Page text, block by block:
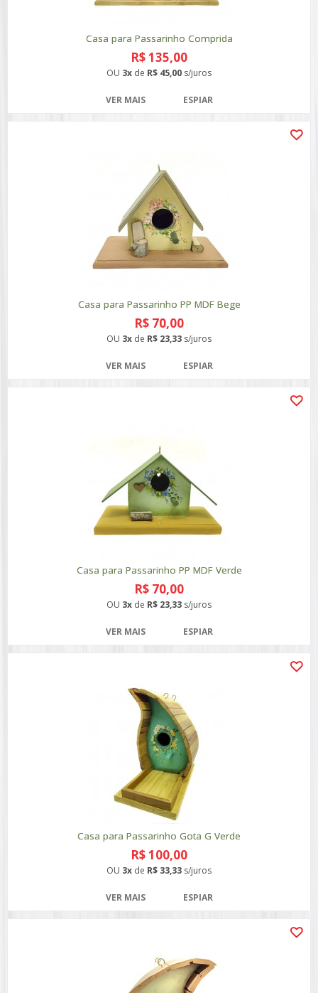
Casa para Passarinho Comprida
R$ 135,00
OU 3x de R$ 45,00 s/juros
VER MAIS ESPIAR
Casa para Passarinho PP MDF Bege
R$ 70,00
OU 3x de R$ 23,33 s/juros
VER MAIS ESPIAR
Casa para Passarinho PP MDF Verde
R$ 70,00
OU 3x de R$ 23,33 s/juros
VER MAIS ESPIAR
Casa para Passarinho Gota G Verde
R$ 100,00
OU 3x de R$ 33,33 s/juros
VER MAIS ESPIAR